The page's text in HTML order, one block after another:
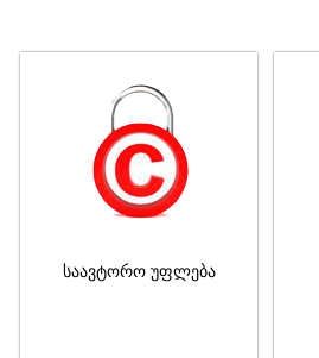
საავტორო უფლება